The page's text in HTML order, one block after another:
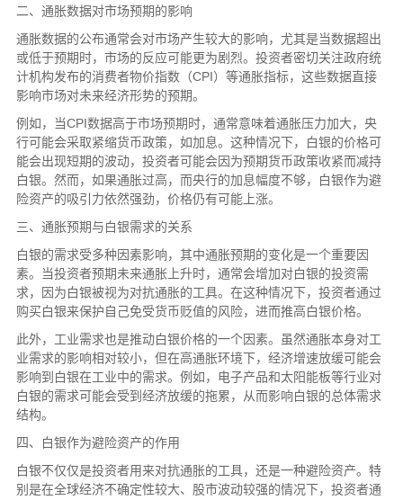
二、通胀数据对市场预期的影响
通胀数据的公布通常会对市场产生较大的影响，尤其是当数据超出
或低于预期时，市场的反应可能更为剧烈。投资者密切关注政府统
计机构发布的消费者物价指数（CPI）等通胀指标，这些数据直接
影响市场对未来经济形势的预期。
例如，当CPI数据高于市场预期时，通常意味着通胀压力加大，央
行可能会采取紧缩货币政策，如加息。这种情况下，白银的价格可
能会出现短期的波动，投资者可能会因为预期货币政策收紧而减持
白银。然而，如果通胀过高，而央行的加息幅度不够，白银作为避
险资产的吸引力依然强劲，价格仍有可能上涨。
三、通胀预期与白银需求的关系
白银的需求受多种因素影响，其中通胀预期的变化是一个重要因
素。当投资者预期未来通胀上升时，通常会增加对白银的投资需
求，因为白银被视为对抗通胀的工具。在这种情况下，投资者通过
购买白银来保护自己免受货币贬值的风险，进而推高白银价格。
此外，工业需求也是推动白银价格的一个因素。虽然通胀本身对工
业需求的影响相对较小，但在高通胀环境下，经济增速放缓可能会
影响到白银在工业中的需求。例如，电子产品和太阳能板等行业对
白银的需求可能会受到经济放缓的拖累，从而影响白银的总体需求
结构。
四、白银作为避险资产的作用
白银不仅仅是投资者用来对抗通胀的工具，还是一种避险资产。特
别是在全球经济不确定性较大、股市波动较强的情况下，投资者通